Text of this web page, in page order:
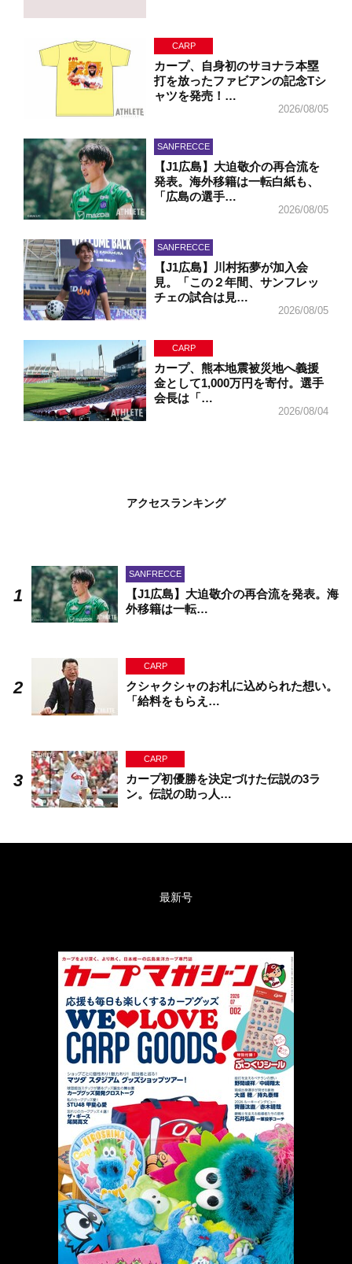
CARP
カープ、自身初のサヨナラ本塁
打を放ったファビアンの記念Tシ
ャツを発売！…
2026/08/05
SANFRECCE
【J1広島】大迫敬介の再合流を
発表。海外移籍は一転白紙も、
「広島の選手…
2026/08/05
SANFRECCE
【J1広島】川村拓夢が加入会
見。「この２年間、サンフレッ
チェの試合は見…
2026/08/05
CARP
カープ、熊本地震被災地へ義援
金として1,000万円を寄付。選手
会長は「…
2026/08/04
アクセスランキング
SANFRECCE
【J1広島】大迫敬介の再合流を発表。海
外移籍は一転…
CARP
クシャクシャのお札に込められた想い。
「給料をもらえ…
CARP
カープ初優勝を決定づけた伝説の3ラ
ン。伝説の助っ人…
最新号